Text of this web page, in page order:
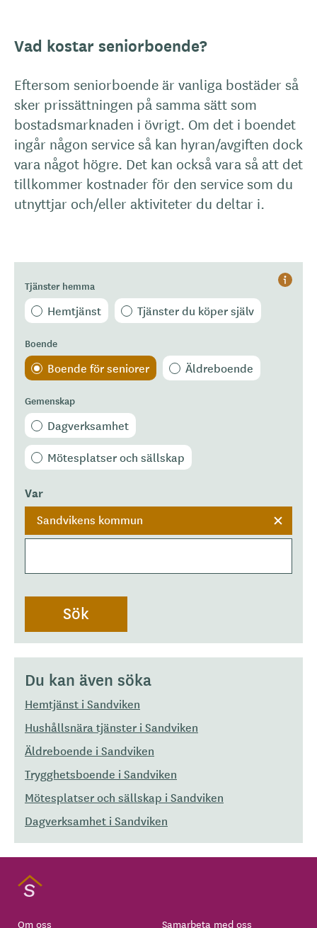
Hjälp
Tjänster hemma
Hemtjänst Tjänster du köper själv
Boende
Boende för seniorer Äldreboende
Gemenskap
Dagverksamhet
Mötesplatser och sällskap
Var
Sandvikens kommun
Du kan även söka
Hemtjänst i Sandviken
Hushållsnära tjänster i Sandviken
Äldreboende i Sandviken
Trygghetsboende i Sandviken
Mötesplatser och sällskap i Sandviken
Dagverksamhet i Sandviken
Vad kostar seniorboende?
Eftersom seniorboende är vanliga bostäder så
sker prissättningen på samma sätt som
bostadsmarknaden i övrigt. Om det i boendet
ingår någon service så kan hyran/avgiften dock
vara något högre. Det kan också vara så att det
tillkommer kostnader för den service som du
utnyttjar och/eller aktiviteter du deltar i.
Om oss Samarbeta med oss